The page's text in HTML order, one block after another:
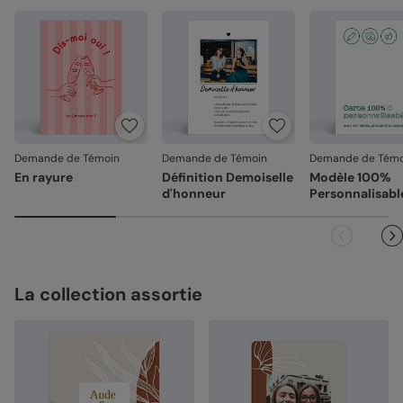
Demande de Témoin
En rayure
Demande de Témoin
Définition Demoiselle
d'honneur
Demande de
Modèle 100%
La collection assortie